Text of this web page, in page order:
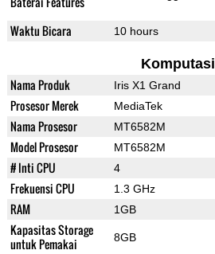
Waktu Bicara 10 hours
Komputasi
Nama Produk Iris X1 Grand
Prosesor Merek MediaTek
Nama Prosesor MT6582M
Model Prosesor MT6582M
# Inti CPU 4
Frekuensi CPU 1.3 GHz
RAM 1GB
Kapasitas Storage
untuk Pemakai
8GB